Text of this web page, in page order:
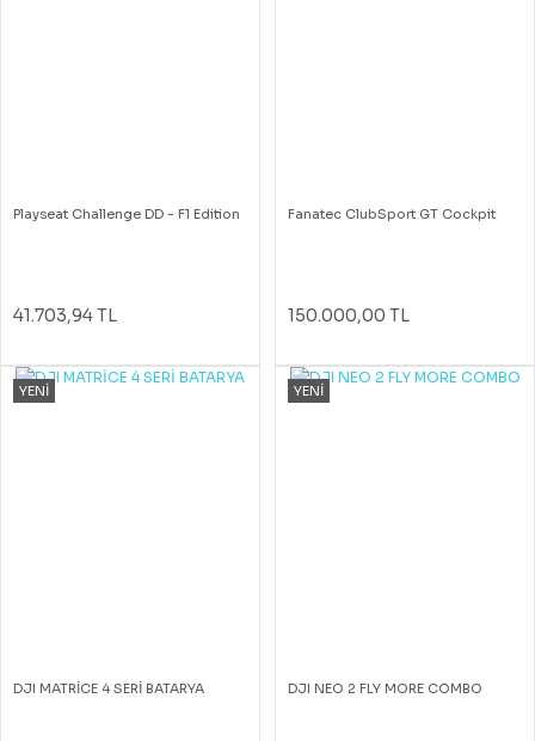
Playseat Challenge DD - F1 Edition
41.703,94 TL
Fanatec ClubSport GT Cockpit
150.000,00 TL
YENİ
DJI MATRİCE 4 SERİ BATARYA
YENİ
DJI NEO 2 FLY MORE COMBO